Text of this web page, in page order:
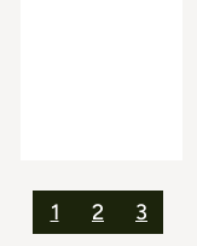
1 2 3